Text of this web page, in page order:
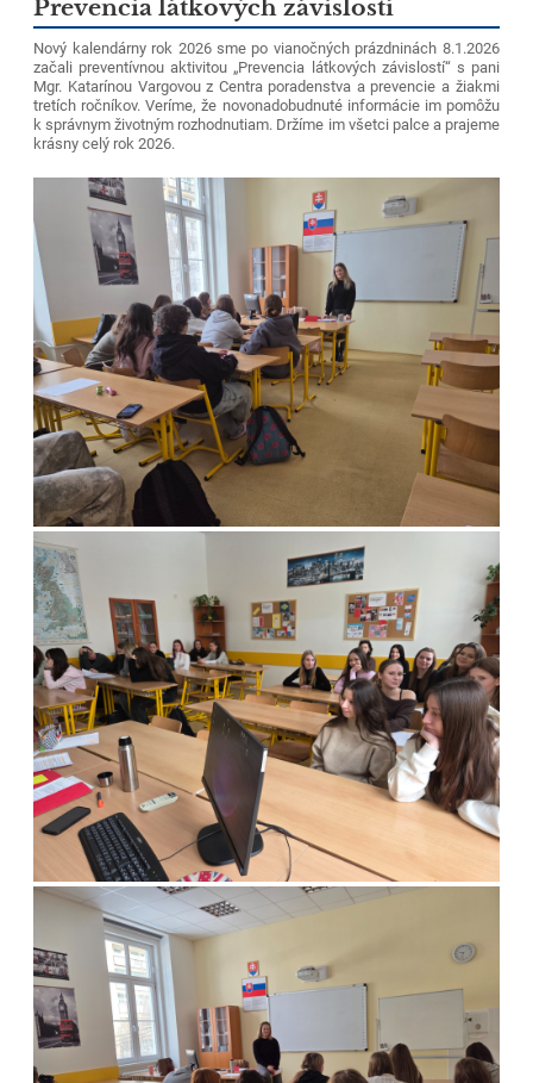
Prevencia látkových závislostí
Nový kalendárny rok 2026 sme po vianočných prázdninách 8.1.2026
začali preventívnou aktivitou „Prevencia látkových závislostí“ s pani
Mgr. Katarínou Vargovou z Centra poradenstva a prevencie a žiakmi
tretích ročníkov. Veríme, že novonadobudnuté informácie im pomôžu
k správnym životným rozhodnutiam. Držíme im všetci palce a prajeme
krásny celý rok 2026.